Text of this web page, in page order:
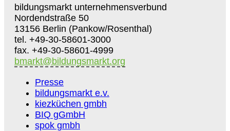
bildungsmarkt unternehmensverbund
Nordendstraße 50
13156 Berlin (Pankow/Rosenthal)
tel. +49-30-58601-3000
fax. +49-30-58601-4999
bmarkt@bildungsmarkt.org
Presse
bildungsmarkt e.v.
kiezküchen gmbh
BIQ gGmbH
spok gmbh